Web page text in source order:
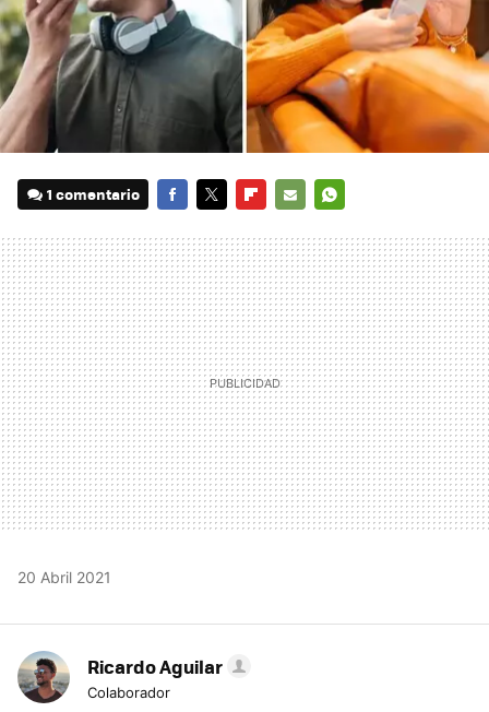
1 comentario
MAIL
20 Abril 2021
Ricardo Aguilar
Colaborador